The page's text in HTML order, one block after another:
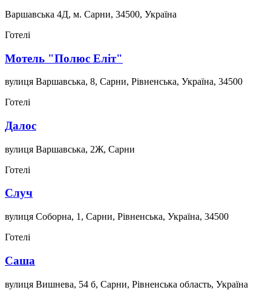
Варшавська 4Д, м. Сарни, 34500, Україна
Готелі
Мотель "Полюс Еліт"
вулиця Варшавська, 8, Сарни, Рівненська, Україна, 34500
Готелі
Далос
вулиця Варшавська, 2Ж, Сарни
Готелі
Случ
вулиця Соборна, 1, Сарни, Рівненська, Україна, 34500
Готелі
Саша
вулиця Вишнева, 54 б, Сарни, Рівненська область, Україна